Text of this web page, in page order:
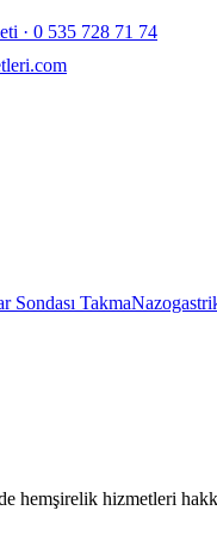
· 0 535 728 71 74
Sondası Takma
hemşirelik hizmetleri